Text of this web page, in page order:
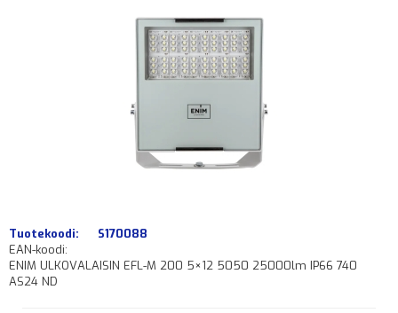
Tuotekoodi:
S170088
EAN-koodi:
ENIM ULKOVALAISIN EFL-M 200 5×12 5050 25000lm IP66 740
AS24 ND